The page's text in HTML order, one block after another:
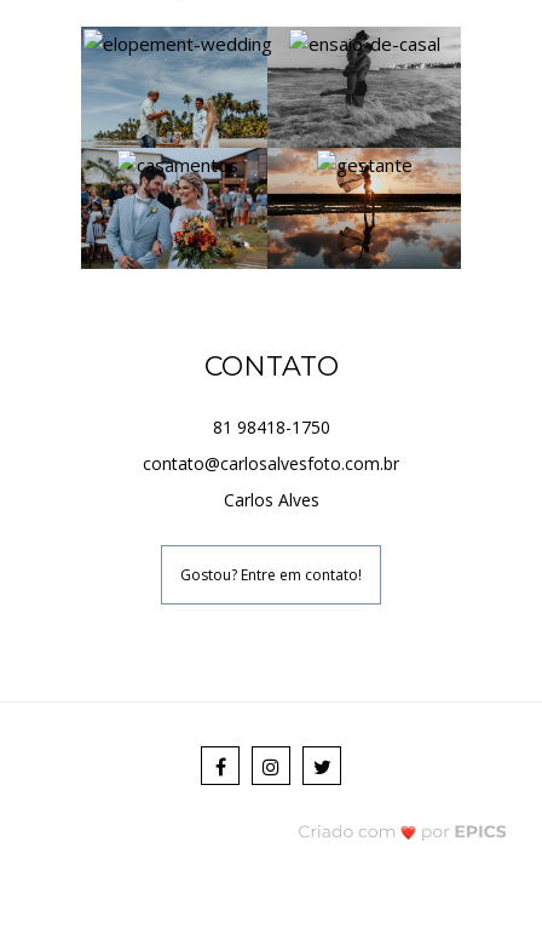
CONTATO
81 98418-1750
contato@carlosalvesfoto.com.br
Carlos Alves
Gostou? Entre em contato!